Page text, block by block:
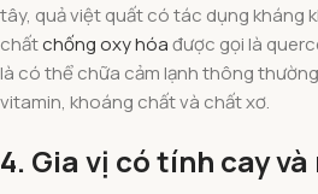
tây, quả việt quất có tác dụng kháng
chấtchống oxy hóađược gọi là
là có thể chữa cảm lạnh thông
vitamin, khoáng chất và chất xơ.
4. Gia vị có tính cay và